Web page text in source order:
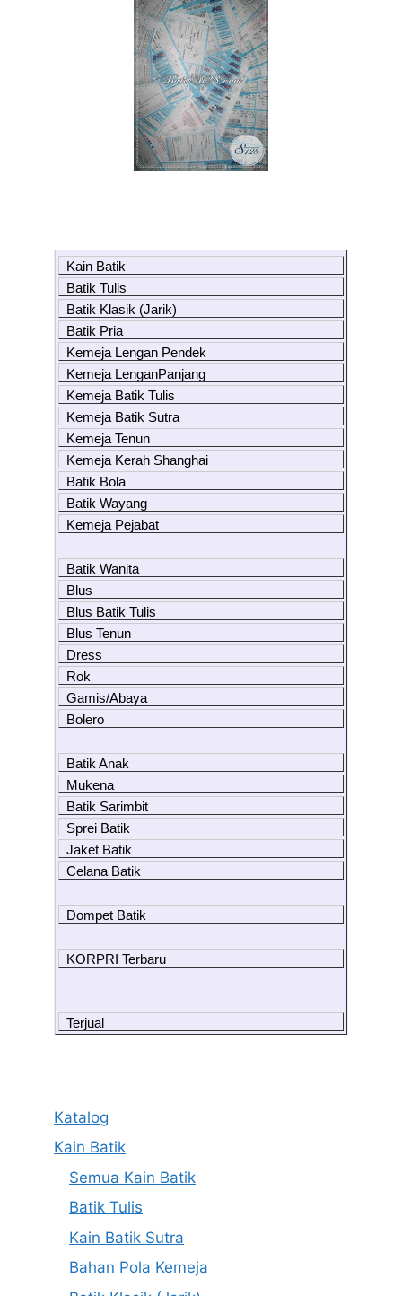
Kain Batik
Batik Tulis
Batik Klasik (Jarik)
Batik Pria
Kemeja Lengan Pendek
Kemeja LenganPanjang
Kemeja Batik Tulis
Kemeja Batik Sutra
Kemeja Tenun
Kemeja Kerah Shanghai
Batik Bola
Batik Wayang
Kemeja Pejabat
Batik Wanita
Blus
Blus Batik Tulis
Blus Tenun
Dress
Rok
Gamis/Abaya
Bolero
Batik Anak
Mukena
Batik Sarimbit
Sprei Batik
Jaket Batik
Celana Batik
Dompet Batik
KORPRI Terbaru
Terjual
Katalog
Kain Batik
Semua Kain Batik
Batik Tulis
Kain Batik Sutra
Bahan Pola Kemeja